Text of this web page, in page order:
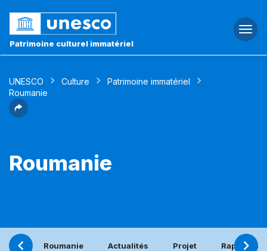
Patrimoine culturel immatériel
UNESCO Culture
Patrimoine immatériel
Roumanie
Roumanie
Roumanie Actualités Projet Rapport